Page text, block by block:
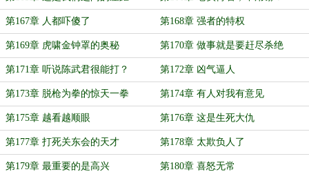
第167章 人都吓傻了 第168章 强者的特权
第169章 虎啸金钟罩的奥秘 第170章 做事就是要赶尽杀绝
第171章 听说陈武君很能打？ 第172章 凶气逼人
第173章 脱枪为拳的惊天一拳 第174章 有人对我有意见
第175章 越看越顺眼 第176章 这是生死大仇
第177章 打死关东会的天才 第178章 太欺负人了
第179章 最重要的是高兴 第180章 喜怒无常